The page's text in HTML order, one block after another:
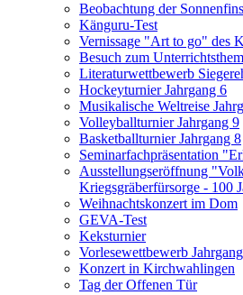
Beobachtung der
Känguru-Test
Vernissage "Art to go" des
Besuch zum
Literaturwettbewerb
Hockeyturnier Jahrgang 6
Musikalische Weltreise
Volleyballturnier Jahrgang 9
Basketballturnier Jahrgang 8
Seminarfachpräsentation
Ausstellungseröffnung
Kriegsgräberfürsorge - 100
Weihnachtskonzert im Dom
GEVA-Test
Keksturnier
Vorlesewettbewerb
Konzert in Kirchwahlingen
Tag der Offenen Tür